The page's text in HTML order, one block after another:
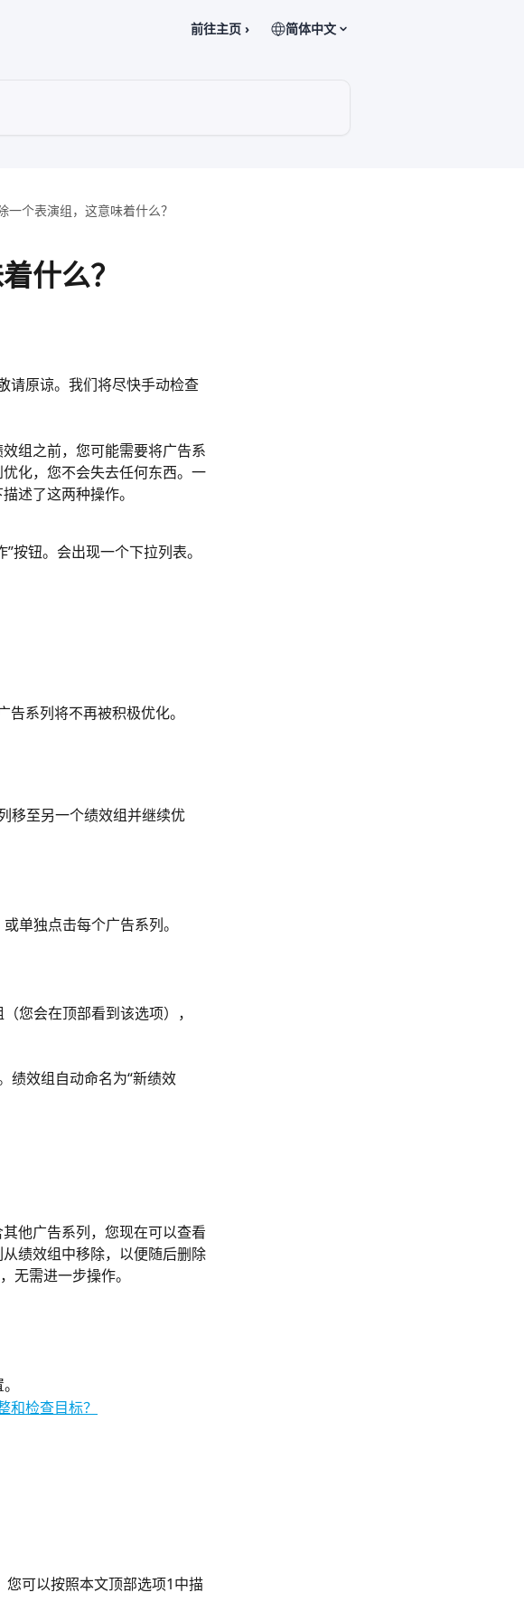
前往主页 › 简体中文
一个表演组，这意味着什么？
什么？
请原谅。我们将尽快手动检查
组之前，您可能需要将广告系
化，您不会失去任何东西。一
述了这两种操作。
按钮。会出现一个下拉列表。
系列将不再被积极优化。
移至另一个绩效组并继续优
单独点击每个广告系列。
您会在顶部看到该选项），
绩效组自动命名为“新绩效
他广告系列，您现在可以查看
绩效组中移除，以便随后删除
无需进一步操作。
和检查目标？